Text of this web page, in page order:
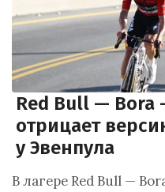
Red Bull — Bora
отрицает
у Эвенпула
В лагере Red Bull —